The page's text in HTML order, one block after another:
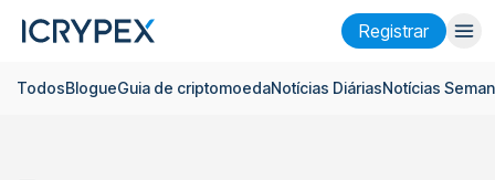
Registrar
Entrar Registrar
TodosBlogueGuia de criptomoedaNotícias DiáriasNotícias